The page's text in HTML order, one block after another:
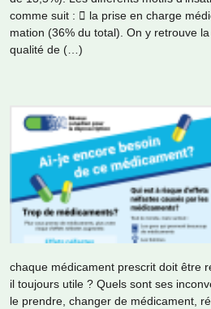
comme suit :  la prise en charge
ma­tion (36% du total). On y retrouve
qua­lité de (…)
chaque médi­ca­ment pres­crit doit être
il tou­jours utile ? Quels sont ses
le pren­dre, chan­ger de médi­ca­ment,